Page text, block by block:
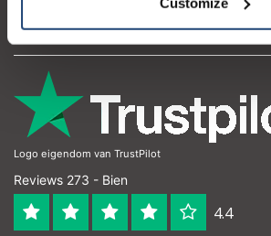
Logo eigendom van TrustPilot
Reviews 273 - Bien
4.4